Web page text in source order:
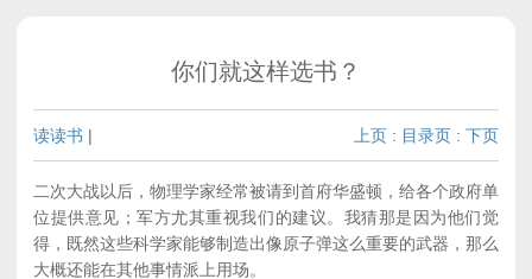
你们就这样选书？
读读书 | 上页 : 目录页 : 下页
二次大战以后，物理学家经常被请到首府华盛顿，给各个政府单
位提供意见；军方尤其重视我们的建议。我猜那是因为他们觉
得，既然这些科学家能够制造出像原子弹这么重要的武器，那么
大概还能在其他事情派上用场。